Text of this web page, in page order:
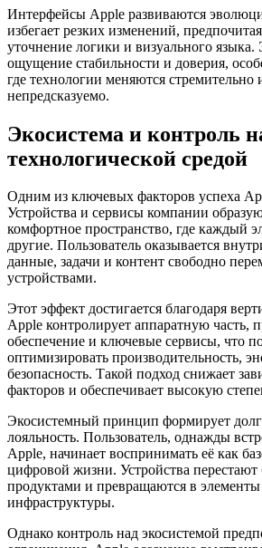
Интерфейсы Apple развиваются
избегает резких изменений,
уточнение логики и визуального языка.
ощущение стабильности и доверия,
где технологии меняются стремительно
непредсказуемо.
Экосистема и контроль
технологической средой
Одним из ключевых факторов успеха
Устройства и сервисы компании
комфортное пространство, где каждый
другие. Пользователь оказывается
данные, задачи и контент свободно
устройствами.
Этот эффект достигается благодаря
Apple контролирует аппаратную часть,
обеспечение и ключевые сервисы, что
оптимизировать производительность,
безопасность. Такой подход снижает
факторов и обеспечивает высокую
Экосистемный принцип формирует
лояльность. Пользователь, однажды
Apple, начинает воспринимать её как
цифровой жизни. Устройства
продуктами и превращаются в
инфраструктуры.
Однако контроль над экосистемой